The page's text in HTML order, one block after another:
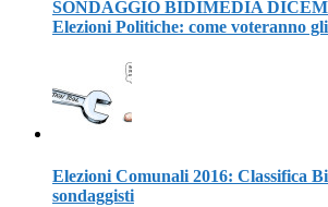
SONDAGGIO BIDIMEDIA
Elezioni Politiche: come voteranno
Elezioni Comunali 2016: Classifica
sondaggisti